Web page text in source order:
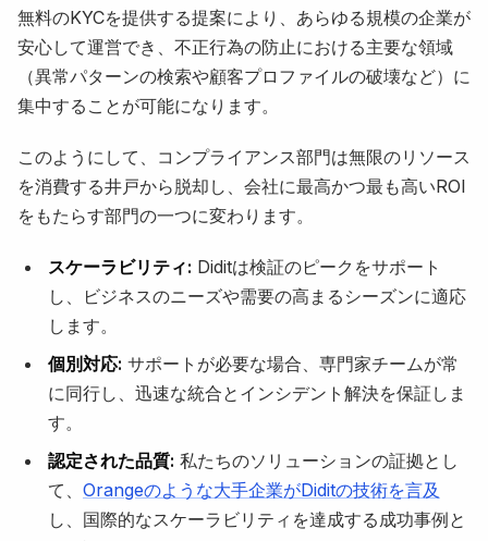
無料のKYCを提供する提案により、あらゆる規模の企業が
安心して運営でき、不正行為の防止における主要な領域
（異常パターンの検索や顧客プロファイルの破壊など）に
集中することが可能になります。
このようにして、コンプライアンス部門は無限のリソース
を消費する井戸から脱却し、会社に最高かつ最も高いROI
をもたらす部門の一つに変わります。
スケーラビリティ: Diditは検証のピークをサポート
し、ビジネスのニーズや需要の高まるシーズンに適応
します。
個別対応: サポートが必要な場合、専門家チームが常
に同行し、迅速な統合とインシデント解決を保証しま
す。
認定された品質: 私たちのソリューションの証拠とし
て、 Orangeのような大手企業がDiditの技術を言及
し、国際的なスケーラビリティを達成する成功事例と